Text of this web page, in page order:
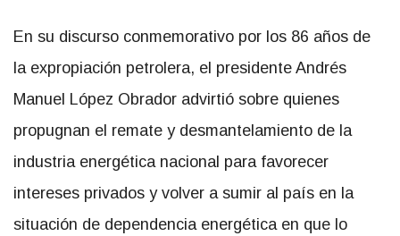
En su discurso conmemorativo por los 86 años de
la expropiación petrolera, el presidente Andrés
Manuel López Obrador advirtió sobre quienes
propugnan el remate y desmantelamiento de la
industria energética nacional para favorecer
intereses privados y volver a sumir al país en la
situación de dependencia energética en que lo